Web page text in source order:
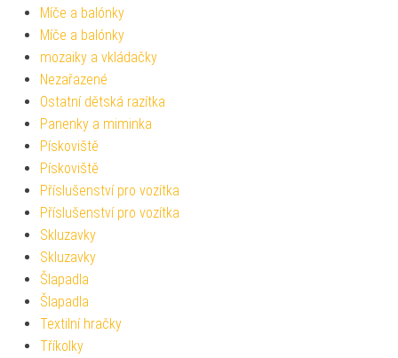
Míče a balónky
Míče a balónky
mozaiky a vkládačky
Nezařazené
Ostatní dětská razítka
Panenky a miminka
Pískoviště
Pískoviště
Příslušenství pro vozítka
Příslušenství pro vozítka
Skluzavky
Skluzavky
Šlapadla
Šlapadla
Textilní hračky
Tříkolky